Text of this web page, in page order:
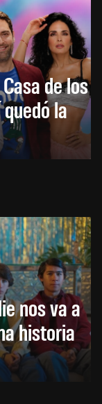
de los
la
nos va a
historia